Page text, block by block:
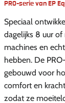
PRO-serie van EP
Speciaal
dagelijks 8 uur
machines en
hebben. De
gebouwd voor
comfort en
zodat ze